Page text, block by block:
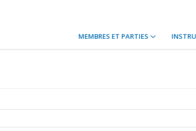
MEMBRES ET PARTIES